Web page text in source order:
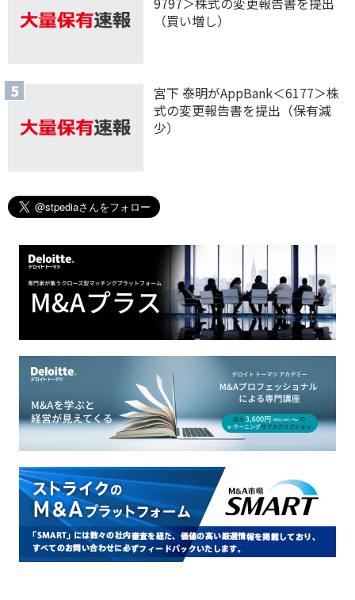
（買い増し）
宮下 泰明がAppBank＜6177＞株
式の変更報告書を提出（保有減
少）